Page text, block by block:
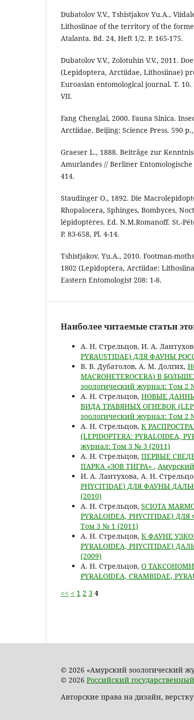
Dubatolov V.V., Tshistjakov Yu.A.,
Lithosiinae of the territory of the
Atalanta. Bd. 24, Heft 1/2. P. 165-175.
Dubatolov V.V., Zolotuhin V.V., 2011.
(Lepidoptera, Arctiidae, Lithosiinae)
Euroasian entomological journal. T. 10.
VII.
Fang Chenglai, 2000. Fauna Sinica.
Arctiidae. Beijing: Science Press. 590
Graeser L., 1888. Beiträge zur
Amurlandes // Berliner Entomologische
414.
Staudinger O., 1892. Die
Rhopalocera, Sphinges, Bombyces,
lépidoptères. Ed. N.M.Romanoff. St.-
P. 83-658, Pl. 4-14.
Tshistjakov, Yu.A., 2010. Footman-
1802 (Lepidoptera, Arctiidae:
Eastern Entomologist 208: 1-8.
Наиболее читаемые статьи
А. Н. Стрельцов, И. А.
PYRAUSTIDAE) ДЛЯ ФАУНЫ
В. В. Дубатолов, А. М. Долгих,
MACROHETEROCERA) В
зоологический журнал: Том 2
А. Н. Стрельцов, НОВЫЕ
ВИДА ТРАВЯНЫХ ОГНЕВОК
зоологический журнал: Том 2
А. Н. Стрельцов, К
(LEPIDOPTERA:
журнал: Том 3 № 3 (2011)
А. Н. Стрельцов, ПЕРВЫЕ
ПАРКА «ЗОВ ТИГРА» ,
И. А. Лантухова, А. Н.
PHYCITIDAE) ДЛЯ ФАУНЫ
(2010)
А. Н. Стрельцов, SCIOTA
PYRALOIDEA, PHYCITIDAE)
Том 3 № 1 (2011)
А. Н. Стрельцов, К ФАУНЕ
PYRALOIDEA, PHYCITIDAE)
(2009)
А. Н. Стрельцов, О
PYRALOIDEA, CRAMBIDAE,
<< < 1 2 3 4
© 2026 «Амурский зоологический
© 2026 Российский
Авторские права на дизайн,